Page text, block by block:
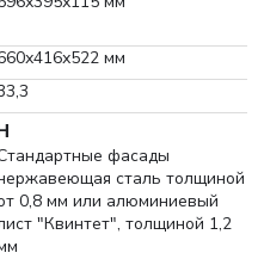
мм
фасады
сталь толщиной
0,8 мм или алюминиевый
"Квинтет", толщиной 1,2